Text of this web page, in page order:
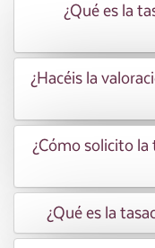
¿Qué es la
¿Hacéis la
¿Cómo solicito
¿Qué es la